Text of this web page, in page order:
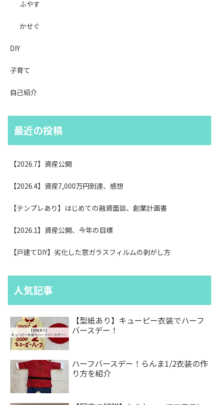
ふやす
かせぐ
DIY
子育て
自己紹介
最近の投稿
【2026.7】資産公開
【2026.4】資産7,000万円到達、感想
【テンプレあり】はじめての融資面談、創業計画書
【2026.1】資産公開、今年の目標
【戸建てDIY】劣化した窓ガラスフィルムの剥がし方
人気記事
【型紙あり】キューピー衣装でハーフ
バースデー！
ハーフバースデー！らんま1/2衣装の作
り方を紹介